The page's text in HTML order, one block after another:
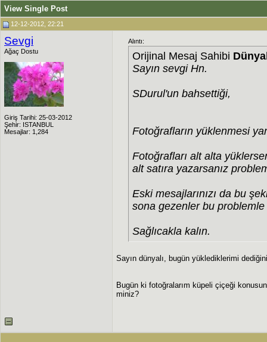
View Single Post
12-12-2012, 22:21
Sevgi
Ağaç Dostu
Giriş Tarihi: 25-03-2012
Şehir: ISTANBUL
Mesajlar: 1,284
Alıntı:
Orijinal Mesaj Sahibi
Sayın sevgi Hn.
SDurul'un bahsettiği,
Fotoğrafların yüklenmesi
Fotoğrafları alt alta
alt satıra yazarsanız
Eski mesajlarınızı da bu
sona gezenler bu problemle
Sağlıcakla kalın.
Sayın dünyalı, bugün yüklediklerimi
Bugün ki fotoğralarım küpeli çiçeği
miniz?